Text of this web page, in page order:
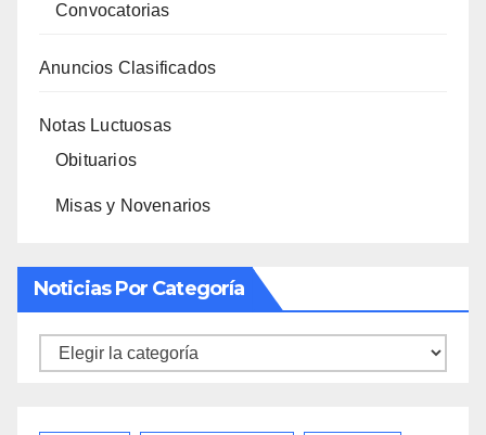
Convocatorias
Anuncios Clasificados
Notas Luctuosas
Obituarios
Misas y Novenarios
Noticias Por Categoría
Noticias